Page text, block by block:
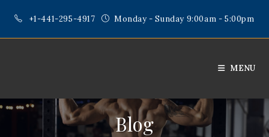
content
+1-441-295-4917 Monday - Sunday 9:00am - 5:00pm
MENU
Blog